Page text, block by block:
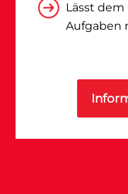
Lässt
Aufgaben